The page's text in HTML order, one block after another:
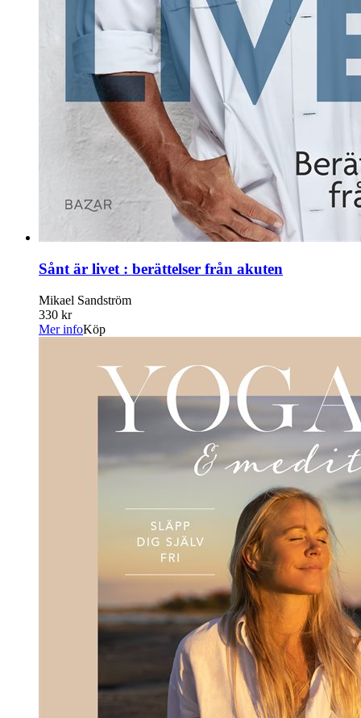
Sånt är livet : berättelser från akuten
Mikael Sandström
330 kr
Mer infoKöp